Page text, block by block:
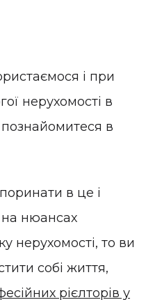
і при
нерухомості в
познайомитеся в
в це і
на нюансах
нерухомості, то ви
собі життя,
рієлторів у